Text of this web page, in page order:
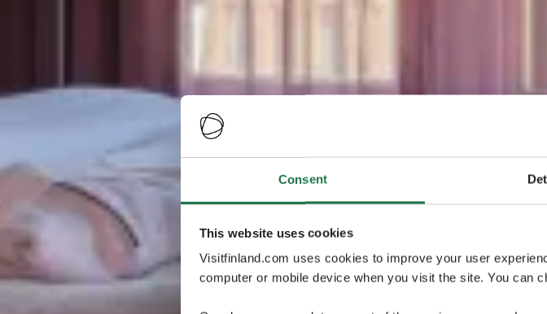
Consent
This website uses cookies
Visitfinland.com uses cookies to improve your user
computer or mobile device when you visit the site. You can